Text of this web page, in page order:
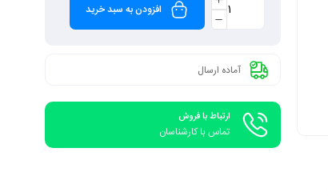
افزودن به سبد خرید
آماده ارسال
ارتباط با فروش
تماس با کارشناسان